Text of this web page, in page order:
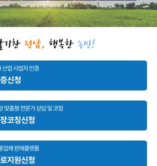
산업 사업자 인증
신청
맞춤형 전문가 상담 및 코칭
코칭신청
업체 판매플랫폼
지원신청